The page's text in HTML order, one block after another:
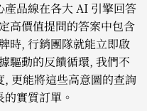
品線在各大 AI 引擎回答
高價值提問的答案中包含
時, 行銷團隊就能立即啟
驅動的反饋循環, 我們不
更能將這些高意圖的查詢
實質訂單。